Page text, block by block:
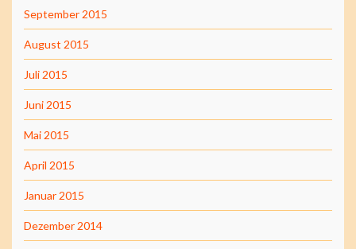
September 2015
August 2015
Juli 2015
Juni 2015
Mai 2015
April 2015
Januar 2015
Dezember 2014